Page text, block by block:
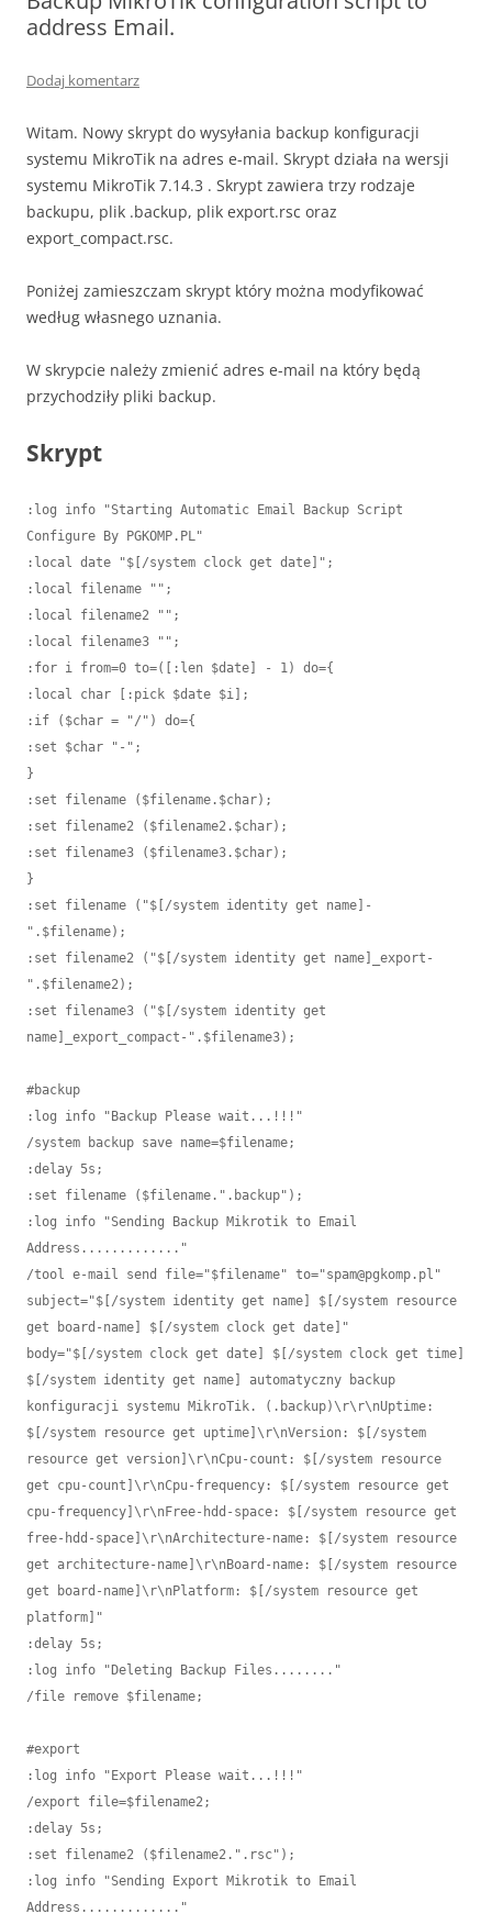
address Email.
Dodaj komentarz
Witam. Nowy skrypt do wysyłania backup konfiguracji
systemu MikroTik na adres e-mail. Skrypt działa na wersji
systemu MikroTik 7.14.3 . Skrypt zawiera trzy rodzaje
backupu, plik .backup, plik export.rsc oraz
export_compact.rsc.
Poniżej zamieszczam skrypt który można modyfikować
według własnego uznania.
W skrypcie należy zmienić adres e-mail na który będą
przychodziły pliki backup.
Skrypt
:log info "Starting Automatic Email Backup Script
Configure By PGKOMP.PL"
:local date "$[/system clock get date]";
:local filename "";
:local filename2 "";
:local filename3 "";
:for i from=0 to=([:len $date] - 1) do={
:local char [:pick $date $i];
:if ($char = "/") do={
:set $char "-";
}
:set filename ($filename.$char);
:set filename2 ($filename2.$char);
:set filename3 ($filename3.$char);
}
:set filename ("$[/system identity get name]-
".$filename);
:set filename2 ("$[/system identity get name]_export-
".$filename2);
:set filename3 ("$[/system identity get
name]_export_compact-".$filename3);
#backup
:log info "Backup Please wait...!!!"
/system backup save name=$filename;
:delay 5s;
:set filename ($filename.".backup");
:log info "Sending Backup Mikrotik to Email
Address............."
/tool e-mail send file="$filename" to="spam@pgkomp.pl"
subject="$[/system identity get name] $[/system resource
get board-name] $[/system clock get date]"
body="$[/system clock get date] $[/system clock get time]
$[/system identity get name] automatyczny backup
konfiguracji systemu MikroTik. (.backup)\r\r\nUptime:
$[/system resource get uptime]\r\nVersion: $[/system
resource get version]\r\nCpu-count: $[/system resource
get cpu-count]\r\nCpu-frequency: $[/system resource get
cpu-frequency]\r\nFree-hdd-space: $[/system resource get
free-hdd-space]\r\nArchitecture-name: $[/system resource
get architecture-name]\r\nBoard-name: $[/system resource
get board-name]\r\nPlatform: $[/system resource get
platform]"
:delay 5s;
:log info "Deleting Backup Files........"
/file remove $filename;
#export
:log info "Export Please wait...!!!"
/export file=$filename2;
:delay 5s;
:set filename2 ($filename2.".rsc");
:log info "Sending Export Mikrotik to Email
Address............."